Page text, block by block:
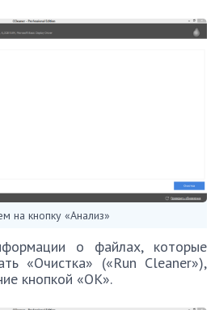
на кнопку «Анализ»
о файлах, которые
«Очистка» («Run Cleaner»),
кнопкой «ОК».